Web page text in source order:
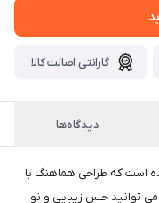
گارانتی اصالت کالا
دیدگاه‌ها
است که طراحی هماهنگ با
می توانید حس زیبایی و نو